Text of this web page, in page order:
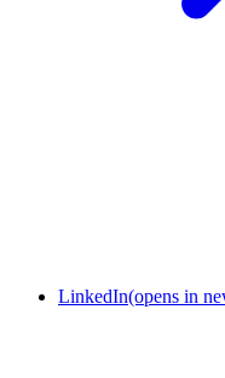
LinkedIn(opens in